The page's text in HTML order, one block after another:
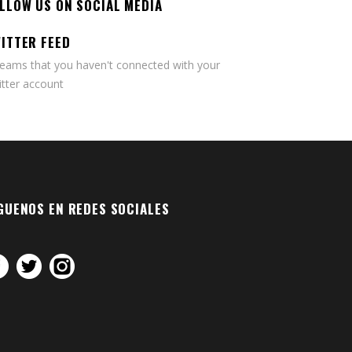
US ON SOCIAL MEDIA
FEED
that you haven't connected with your
account
EN REDES SOCIALES